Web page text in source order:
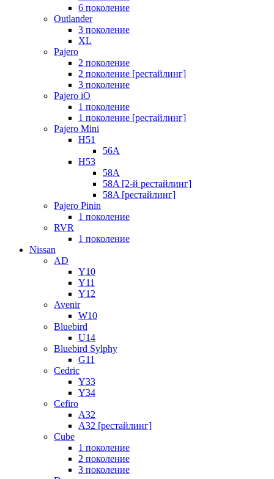
6 поколение
Outlander
3 поколение
XL
Pajero
2 поколение
2 поколение [рестайлинг]
3 поколение
Pajero iO
1 поколение
1 поколение [рестайлинг]
Pajero Mini
H51
56A
H53
58A
58A [2-й рестайлинг]
58A [рестайлинг]
Pajero Pinin
1 поколение
RVR
1 поколение
Nissan
AD
Y10
Y11
Y12
Avenir
W10
Bluebird
U14
Bluebird Sylphy
G11
Cedric
Y33
Y34
Cefiro
A32
A32 [рестайлинг]
Cube
1 поколение
2 поколение
3 поколение